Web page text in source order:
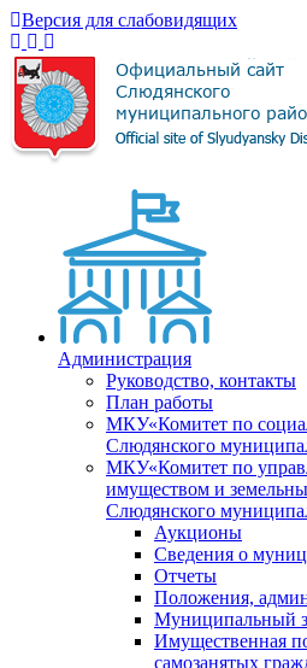
Версия для слабовидящих
Администрация
Руководство, контакты
План работы
МКУ«Комитет по
Слюдянского
МКУ«Комитет по
имуществом и
Слюдянского
Аукционы
Сведения о
Отчеты
Положения,
Муниципальный
Имущественная
самозанятых